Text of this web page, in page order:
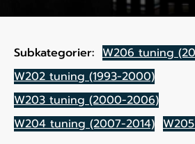
Subkategorier: W206 tuning
W202 tuning (1993-2000)
W203 tuning (2000-2006)
W204 tuning (2007-2014)